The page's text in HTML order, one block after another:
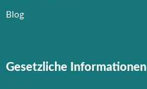
Blog
Gesetzliche Informationen